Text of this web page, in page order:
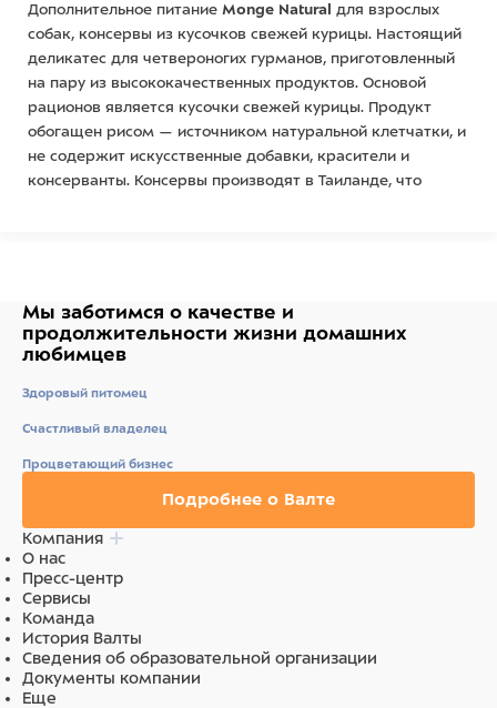
Дополнительное питание Monge Natural для взрослых
собак, консервы из кусочков свежей курицы. Настоящий
деликатес для четвероногих гурманов, приготовленный
на пару из высококачественных продуктов. Основой
рационов является кусочки свежей курицы. Продукт
обогащен рисом — источником натуральной клетчатки, и
не содержит искусственные добавки, красители и
консерванты. Консервы производят в Таиланде, что
Состав
Курица 50%, рис.
масло и жиры - 1,5%, сырая клетчатка - 1%, сырая зола
- 1%, влага 82%
Курица 50%, рис
Мы заботимся о качестве и
продолжительности жизни домашних
любимцев
Здоровый питомец
Счастливый владелец
Процветающий бизнес
Подробнее о Валте
Компания
О нас
Пресс-центр
Сервисы
Команда
История Валты
Сведения об образовательной организации
Документы компании
Еще